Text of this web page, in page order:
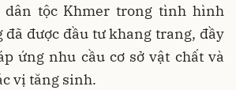
dân tộc Khmer trong tình hình
được đầu tư khang trang, đầy
ứng nhu cầu cơ sở vật chất và
vị tăng sinh.